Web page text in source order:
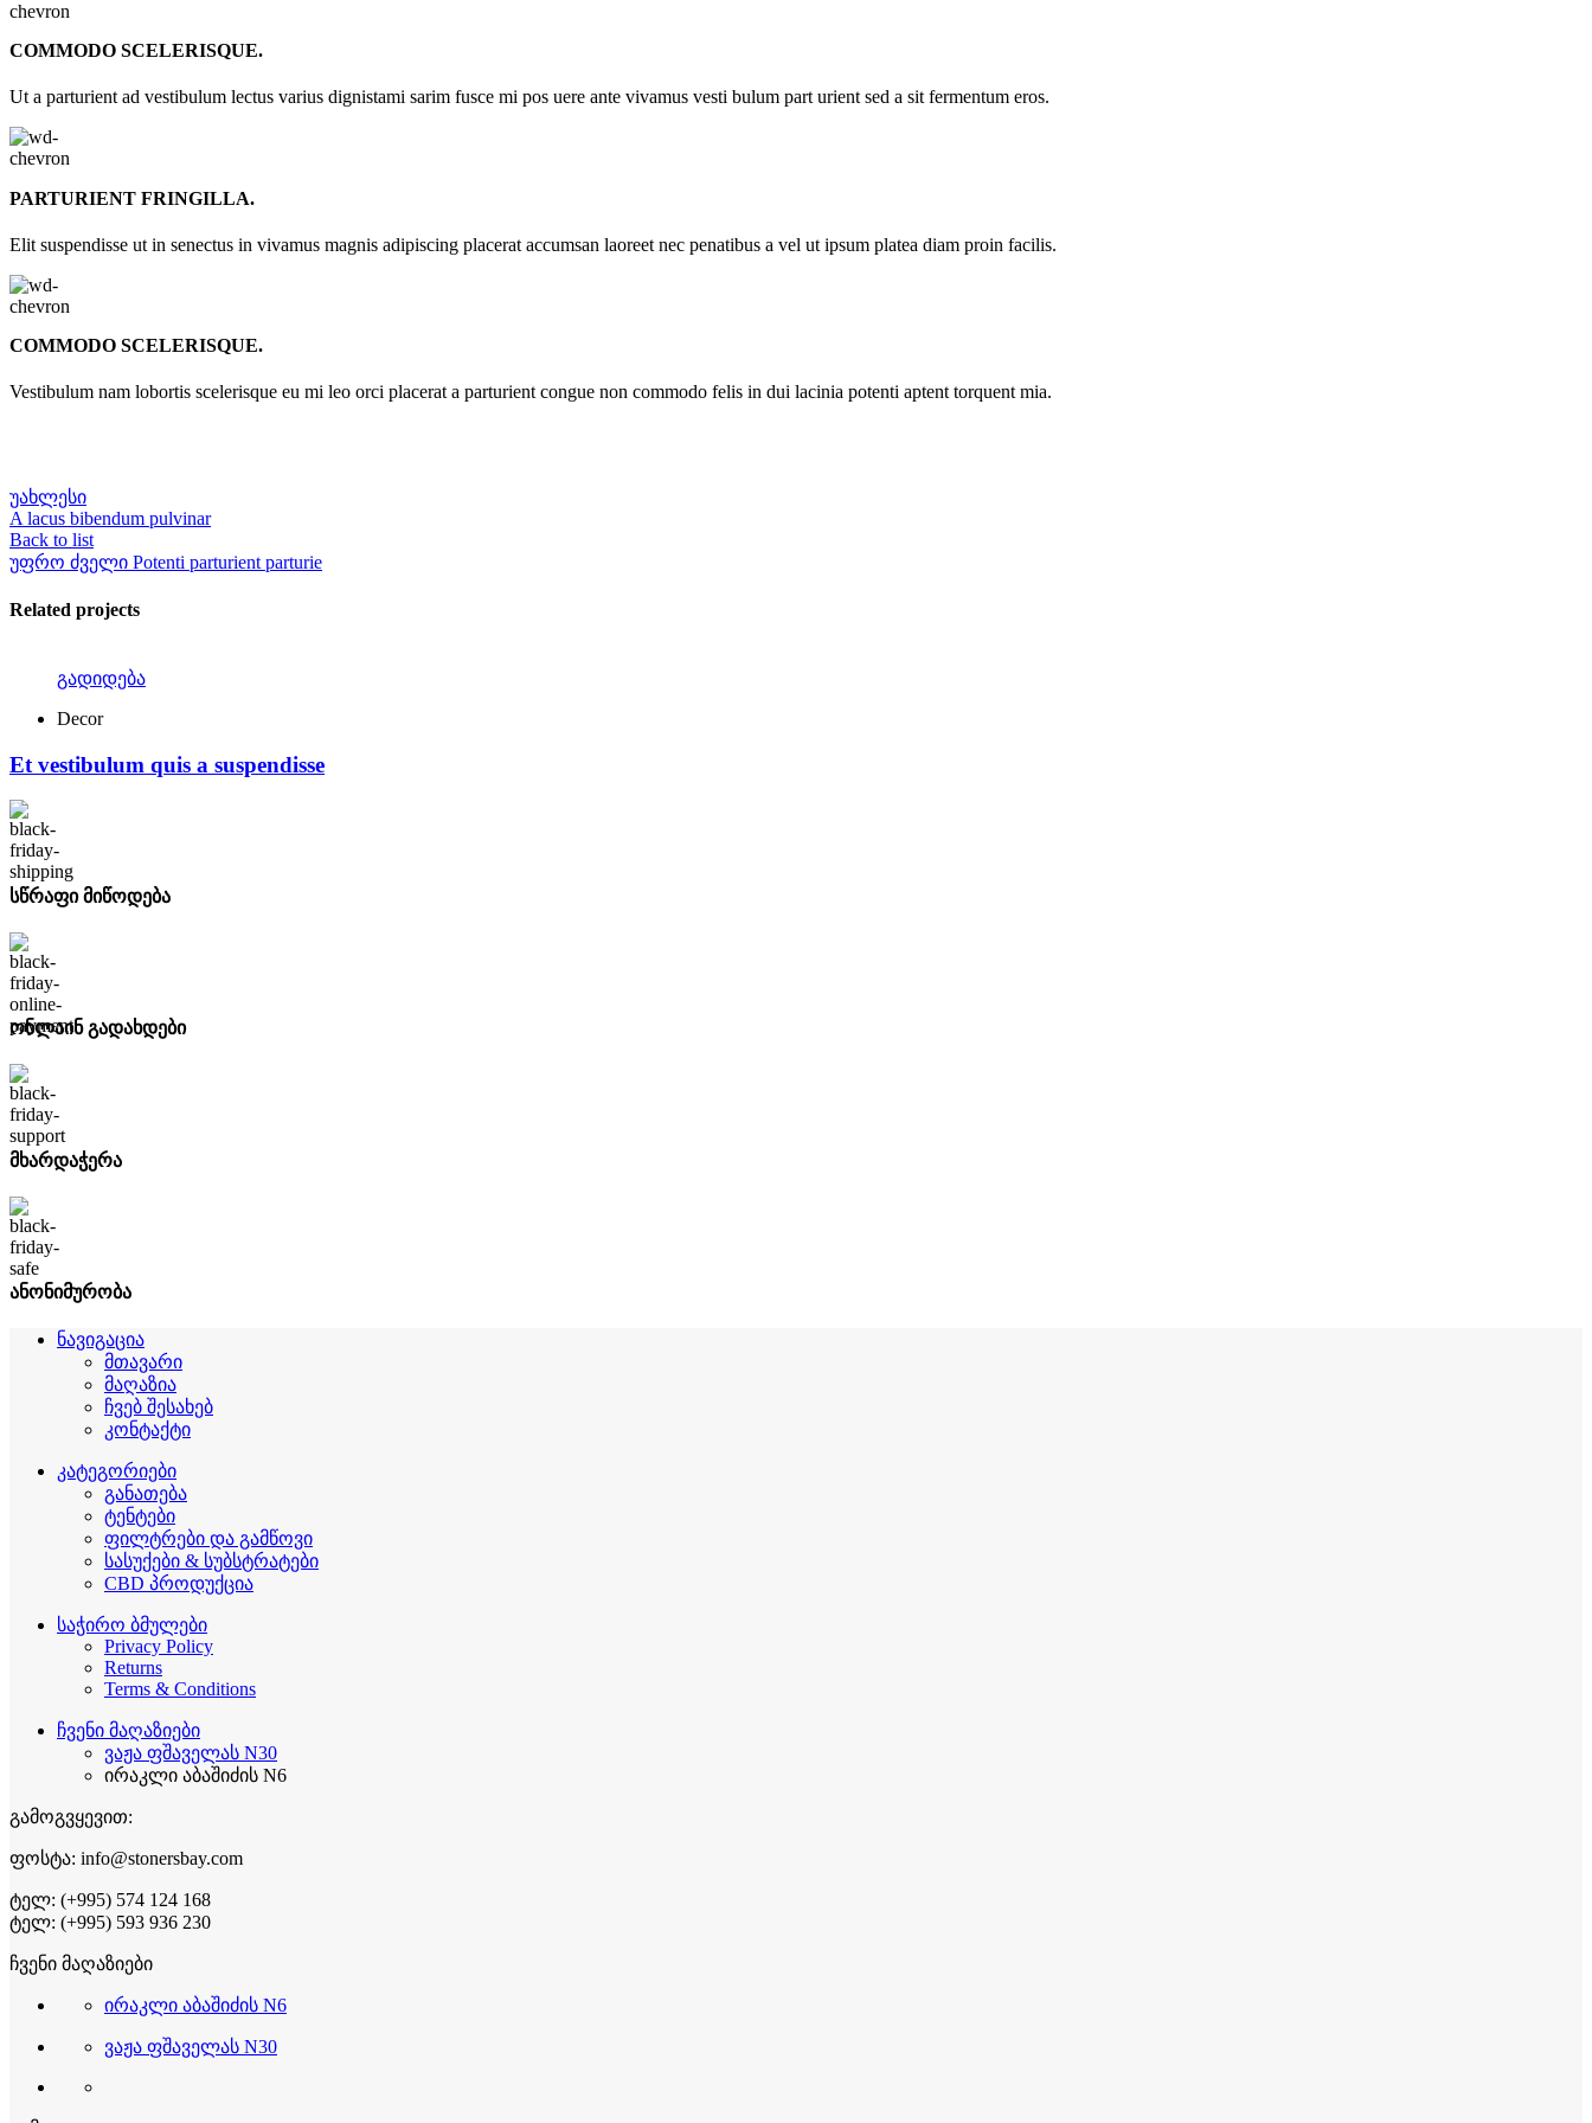
COMMODO SCELERISQUE.
Ut a parturient ad vestibulum lectus varius dignistami sarim fusce mi pos uere ante vivamus vesti bulum part urient sed a sit fermentum eros.
PARTURIENT FRINGILLA.
Elit suspendisse ut in senectus in vivamus magnis adipiscing placerat accumsan laoreet nec penatibus a vel ut ipsum platea diam proin facilis.
COMMODO SCELERISQUE.
Vestibulum nam lobortis scelerisque eu mi leo orci placerat a parturient congue non commodo felis in dui lacinia potenti aptent torquent mia.
უახლესი
A lacus bibendum pulvinar
Back to list
უფრო ძველი Potenti parturient parturie
Related projects
გადიდება
Decor
Et vestibulum quis a suspendisse
სწრაფი მიწოდება
ონლაინ გადახდები
მხარდაჭერა
ანონიმურობა
ნავიგაცია
მთავარი
მაღაზია
ჩვებ შესახებ
კონტაქტი
კატეგორიები
განათება
ტენტები
ფილტრები და გამწოვი
სასუქები & სუბსტრატები
CBD პროდუქცია
საჭირო ბმულები
Privacy Policy
Returns
Terms & Conditions
ჩვენი მაღაზიები
ვაჟა ფშაველას N30
ირაკლი აბაშიძის N6
გამოგვყევით:
ფოსტა: info@stonersbay.com
ტელ: (+995) 574 124 168
ტელ: (+995) 593 936 230
ჩვენი მაღაზიები
ირაკლი აბაშიძის N6
ვაჟა ფშაველას N30